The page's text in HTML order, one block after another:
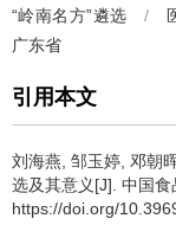
“岭南名方”遴选 /
广东省
引用本文
刘海燕, 邹玉婷, 邓朝
选及其意义[J]. 中国
https://doi.org/